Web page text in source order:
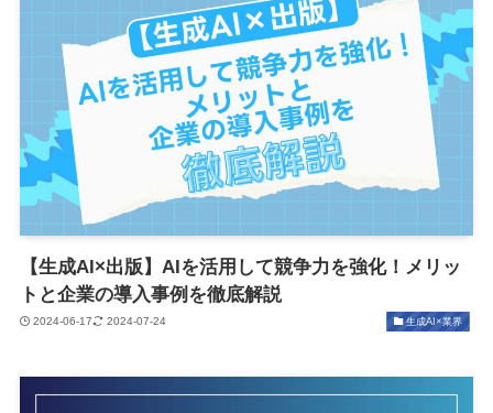
【生成AI×出版】AIを活用して競争力を強化！メリッ
トと企業の導入事例を徹底解説
2024-06-17 2024-07-24 生成AI×業界